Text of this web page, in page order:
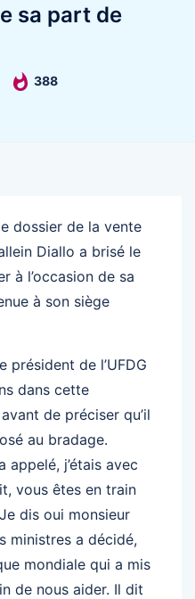
sa part de
388
dossier de la vente
Diallo a brisé le
à l’occasion de sa
à son siège
président de l’UFDG
dans cette
de préciser qu’il
au bradage.
appelé, j’étais avec
vous êtes en train
dis oui monsieur
ministres a décidé,
mondiale qui a mis
de nous aider. Il dit